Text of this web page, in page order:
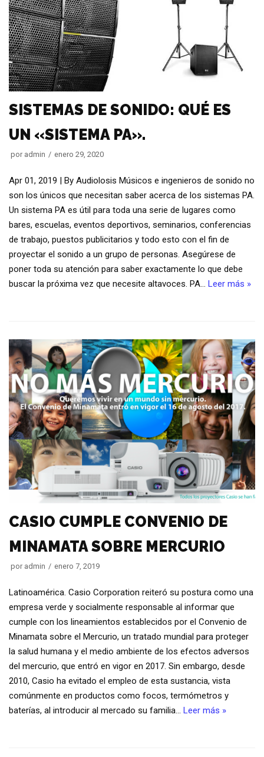
SISTEMAS DE SONIDO: QUÉ ES
UN «SISTEMA PA».
por admin enero 29, 2020
Apr 01, 2019 | By Audiolosis Músicos e ingenieros de sonido no
son los únicos que necesitan saber acerca de los sistemas PA.
Un sistema PA es útil para toda una serie de lugares como
bares, escuelas, eventos deportivos, seminarios, conferencias
de trabajo, puestos publicitarios y todo esto con el fin de
proyectar el sonido a un grupo de personas. Asegúrese de
poner toda su atención para saber exactamente lo que debe
buscar la próxima vez que necesite altavoces. PA… Leer más »
CASIO CUMPLE CONVENIO DE
MINAMATA SOBRE MERCURIO
por admin enero 7, 2019
Latinoamérica. Casio Corporation reiteró su postura como una
empresa verde y socialmente responsable al informar que
cumple con los lineamientos establecidos por el Convenio de
Minamata sobre el Mercurio, un tratado mundial para proteger
la salud humana y el medio ambiente de los efectos adversos
del mercurio, que entró en vigor en 2017. Sin embargo, desde
2010, Casio ha evitado el empleo de esta sustancia, vista
comúnmente en productos como focos, termómetros y
baterías, al introducir al mercado su familia… Leer más »